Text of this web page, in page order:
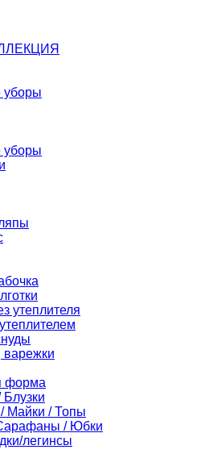
уборы
уборы
утеплителя
варежки
форма
Майки / Топы
/ Юбки
легинсы